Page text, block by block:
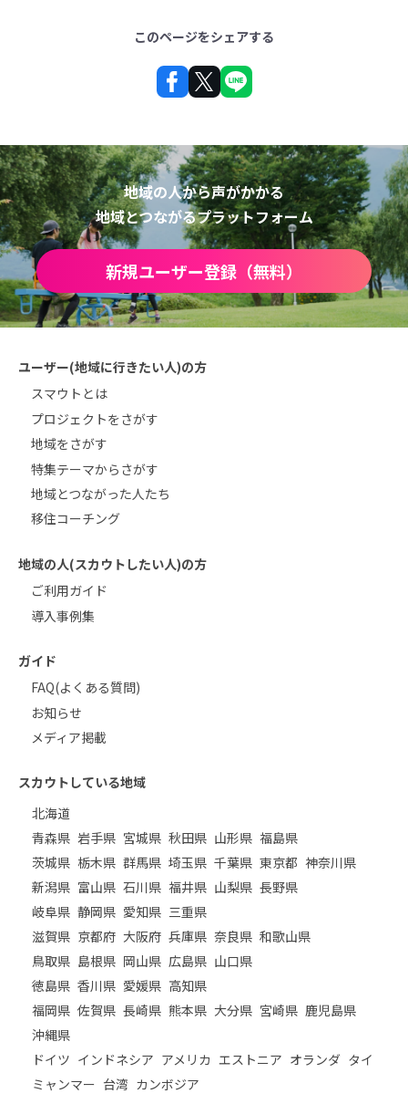
このページをシェアする
地域の人から声がかかる
地域とつながるプラットフォーム
新規ユーザー登録（無料）
ユーザー(地域に行きたい人)の方
スマウトとは
プロジェクトをさがす
地域をさがす
特集テーマからさがす
地域とつながった人たち
移住コーチング
地域の人(スカウトしたい人)の方
ご利用ガイド
導入事例集
ガイド
FAQ(よくある質問)
お知らせ
メディア掲載
スカウトしている地域
北海道
青森県 岩手県 宮城県 秋田県 山形県 福島県
茨城県 栃木県 群馬県 埼玉県 千葉県 東京都 神奈川県
新潟県 富山県 石川県 福井県 山梨県 長野県
岐阜県 静岡県 愛知県 三重県
滋賀県 京都府 大阪府 兵庫県 奈良県 和歌山県
鳥取県 島根県 岡山県 広島県 山口県
徳島県 香川県 愛媛県 高知県
福岡県 佐賀県 長崎県 熊本県 大分県 宮崎県 鹿児島県
沖縄県
ドイツ インドネシア アメリカ エストニア オランダ タイ
ミャンマー 台湾 カンボジア